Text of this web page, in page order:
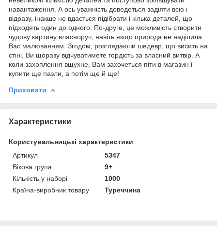
навантаження. А ось уважність доведеться задіяти всю і
відразу, інакше не вдасться підібрати і кілька деталей, що
підходять один до одного. По-друге, це можливість створити
чудову картину власноруч, навіть якщо природа не наділила
Вас малюванням. Згодом, розглядаючи шедевр, що висить на
стіні, Ви щоразу відчуватимете гордість за власний витвір. А
коли захоплення вщухне, Вам захочеться піти в магазин і
купити ще пазли, а потім ще й ще!
Приховати
Характеристики
Користувальницькі характеристики
Артикул
5347
Вікова група
9+
Кількість у наборі
1000
Країна-виробник товару
Туреччина